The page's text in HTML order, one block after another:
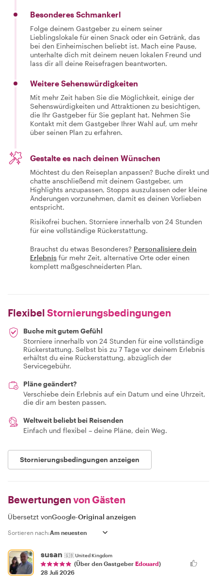
Besonderes Schmankerl
Folge deinem Gastgeber zu einem seiner
Lieblingslokale für einen Snack oder ein Getränk, das
bei den Einheimischen beliebt ist. Mach eine Pause,
unterhalte dich mit deinem neuen lokalen Freund und
lass dir all deine Reisefragen beantworten.
Weitere Sehenswürdigkeiten
Mit mehr Zeit haben Sie die Möglichkeit, einige der
Sehenswürdigkeiten und Attraktionen zu besichtigen,
die Ihr Gastgeber für Sie geplant hat. Nehmen Sie
Kontakt mit dem Gastgeber Ihrer Wahl auf, um mehr
über seinen Plan zu erfahren.
Gestalte es nach deinen Wünschen
Möchtest du den Reiseplan anpassen? Buche direkt und
chatte anschließend mit deinem Gastgeber, um
Highlights anzupassen, Stopps auszulassen oder kleine
Änderungen vorzunehmen, damit es deinen Vorlieben
entspricht.
Risikofrei buchen. Storniere innerhalb von 24 Stunden
für eine vollständige Rückerstattung.
Brauchst du etwas Besonderes? Personalisiere dein
Erlebnis für mehr Zeit, alternative Orte oder einen
komplett maßgeschneiderten Plan.
Flexibel Stornierungsbedingungen
Buche mit gutem Gefühl
Storniere innerhalb von 24 Stunden für eine vollständige
Rückerstattung. Selbst bis zu 7 Tage vor deinem Erlebnis
erhältst du eine Rückerstattung, abzüglich der
Servicegebühr.
Pläne geändert?
Verschiebe dein Erlebnis auf ein Datum und eine Uhrzeit,
die dir am besten passen.
Weltweit beliebt bei Reisenden
Einfach und flexibel – deine Pläne, dein Weg.
Stornierungsbedingungen anzeigen
Bewertungen von Gästen
Übersetzt vonGoogle-Original anzeigen
Sortieren nach:
susan 🇬🇧United Kingdom
(Über den Gastgeber Edouard)
28 Juli 2026